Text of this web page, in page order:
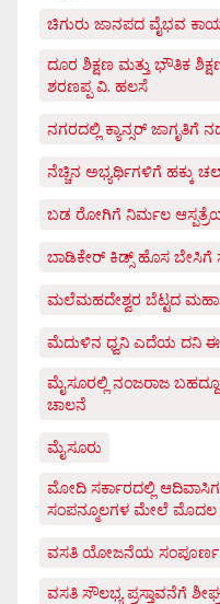
ಚಿಗುರು ಜಾನಪದ ವೈಭವ
ದೂರ ಶಿಕ್ಷಣ ಮತ್ತು ಭೌತಿಕ
ಶರಣಪ್ಪ ವಿ. ಹಲಸೆ
ನಗರದಲ್ಲಿ ಕ್ಯಾನ್ಸರ್ ಜಾಗೃತಿಗೆ
ನೆಚ್ಚಿನ ಅಭ್ಯರ್ಥಿಗಳಿಗೆ ಹಕ್ಕು
ಬಡ ರೋಗಿಗೆ ನಿರ್ಮಲ
ಬಾಡಿಕೇರ್ ಕಿಡ್ಸ್ ಹೊಸ ಬೇಸಿಗೆ
ಮಲೆಮಹದೇಶ್ವರ ಬೆಟ್ಟದ
ಮೆದುಳಿನ ಧ್ವನಿ ಎದೆಯ ದನಿ ಈ
ಮೈಸೂರಲ್ಲಿ ನಂಜರಾಜ
ಚಾಲನೆ
ಮೈಸೂರು
ಮೋದಿ ಸರ್ಕಾರದಲ್ಲಿ
ಸಂಪನ್ಮೂಲಗಳ ಮೇಲೆ
ವಸತಿ ಯೋಜನೆಯ ಸಂಪೂರ್ಣ
ವಸತಿ ಸೌಲಭ್ಯ ಪ್ರಸ್ತಾವನೆಗೆ